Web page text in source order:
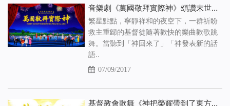
音樂劇《萬國敬拜實際神》頌讚末世基督救世主帶來國度降臨
繁星點點，寧靜祥和的夜空下，一群祈盼
救主重歸的基督徒隨著歡快的樂曲歡歌跳
舞。當聽到「神回來了」「神發表新的話
語..
07/09/2017
基督教會歌舞《神把榮耀帶到了東方》神已「駕雲」重歸